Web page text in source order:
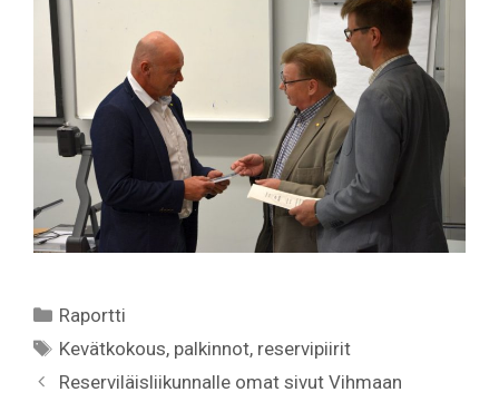
Kategoriat
Raportti
Avainsanat
Kevätkokous, palkinnot, reservipiirit
Reserviläisliikunnalle omat sivut Vihmaan